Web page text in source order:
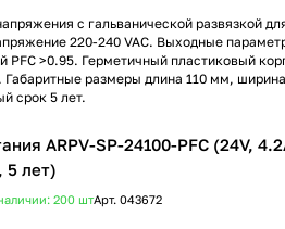
с гальванической развязкой
220-240 VAC. Выходные
PFC >0.95. Герметичный пластиковый
Габаритные размеры длина 110 мм,
срок 5 лет.
ARPV-SP-24100-PFC (24V,
5 лет)
200 штАрт. 043672